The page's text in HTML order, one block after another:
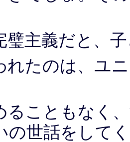
璧主義だと、
れたのは、ユ
ることもなく
の世話をして